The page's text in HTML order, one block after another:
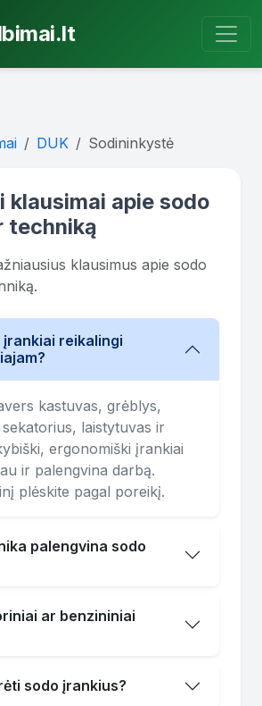
DUK Sodininkystė
klausimai apie sodo
techniką
klausimus apie sodo
įrankiai reikalingi
kastuvas, grėblys,
laistytuvas ir
ergonomiški įrankiai
ir palengvina darbą.
plėskite pagal poreikį.
palengvina sodo
ar benzininiai
sodo įrankius?